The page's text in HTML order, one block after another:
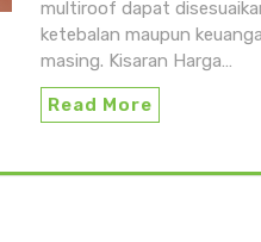
multiroof dapat
ketebalan maupun
masing. Kisaran Harga…
Read More